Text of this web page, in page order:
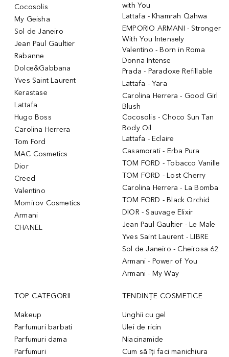
Cocosolis
My Geisha
Sol de Janeiro
Jean Paul Gaultier
Rabanne
Dolce&Gabbana
Yves Saint Laurent
Kerastase
Lattafa
Hugo Boss
Carolina Herrera
Tom Ford
MAC Cosmetics
Dior
Creed
Valentino
Momirov Cosmetics
Armani
CHANEL
with You
Lattafa - Khamrah Qahwa
EMPORIO ARMANI - Stronger
With You Intensely
Valentino - Born in Roma
Donna Intense
Prada - Paradoxe Refillable
Lattafa - Yara
Carolina Herrera - Good Girl
Blush
Cocosolis - Choco Sun Tan
Body Oil
Lattafa - Eclaire
Casamorati - Erba Pura
TOM FORD - Tobacco Vanille
TOM FORD - Lost Cherry
Carolina Herrera - La Bomba
TOM FORD - Black Orchid
DIOR - Sauvage Elixir
Jean Paul Gaultier - Le Male
Yves Saint Laurent - LIBRE
Sol de Janeiro - Cheirosa 62
Armani - Power of You
Armani - My Way
TOP CATEGORII
Makeup
Parfumuri barbati
Parfumuri dama
Parfumuri
TENDINȚE COSMETICE
Unghii cu gel
Ulei de ricin
Niacinamide
Cum să îți faci manichiura